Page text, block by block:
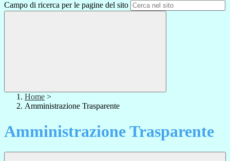
Campo di ricerca per le pagine del sito
Home >
Amministrazione Trasparente
Amministrazione Trasparente